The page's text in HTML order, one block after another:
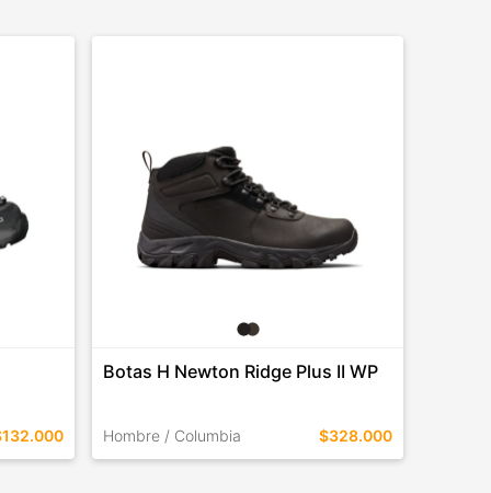
Botas H Newton Ridge Plus II WP
Hombre / Columbia $328.000